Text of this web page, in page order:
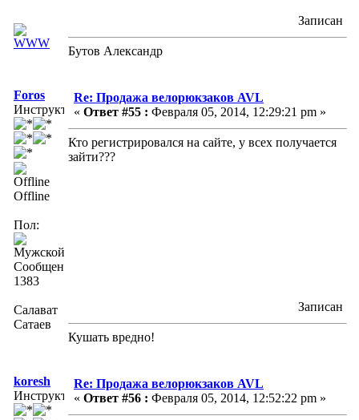
Записан
Бутов Александр
Foros
Инструктор
Offline
Пол:
Сообщений:
1383
Салават
Сатаев
Re: Продажа велорюкзаков AVL
« Ответ #55 : Февраля 05, 2014, 12:29:21 pm »
Кто регистрировался на сайте, у всех получается
зайти???
Записан
Кушать вредно!
koresh
Инструктор
Re: Продажа велорюкзаков AVL
« Ответ #56 : Февраля 05, 2014, 12:52:22 pm »